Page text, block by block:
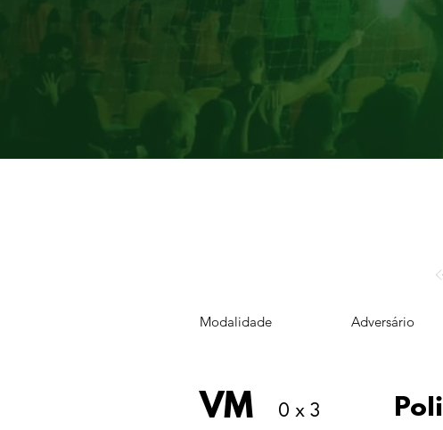
Modalidade Adversário
0 x 3
VM Poli